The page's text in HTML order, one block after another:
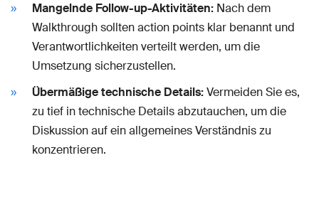
Mangelnde Follow-up-Aktivitäten: Nach dem
Walkthrough sollten action points klar benannt und
Verantwortlichkeiten verteilt werden, um die
Umsetzung sicherzustellen.
Übermäßige technische Details:Vermeiden Sie es,
zu tief in technische Details abzutauchen, um die
Diskussion auf ein allgemeines Verständnis zu
konzentrieren.